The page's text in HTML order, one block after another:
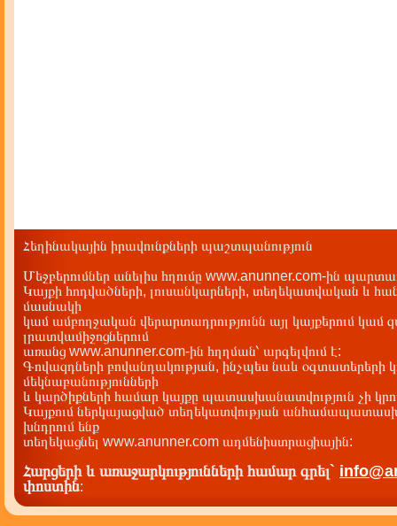
Հեղինակային իրավունքների պաշտպանություն
Մեջբերումներ անելիս հղումը www.anunner.com-ին
Կայքի հոդվածների, լուսանկարների, տեղեկատվական և
մասնակի
կամ ամբողջական վերարտադրությունն այլ կայքերում կամ
լրատվամիջոցներում
առանց www.anunner.com-ին հղղման՝ արգելվում է:
Գովազդների բովանդակության, ինչպես նաև օգտատերերի
մեկնաբանությունների
և կարծիքների համար կայքը պատասխանատվություն չի
Կայքում ներկայացված տեղեկատվության
խնդրում ենք
տեղեկացնել www.anunner.com ադմենիստրացիային:
Հարցերի և առաջարկությունների համար գրել`
փոստին: